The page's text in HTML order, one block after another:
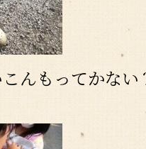
んもってかない